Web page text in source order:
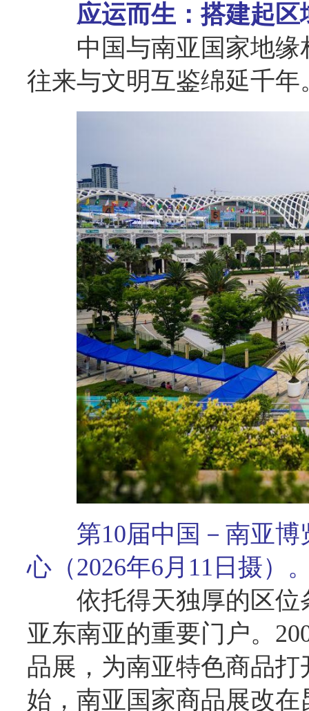
应运而生：搭建起区
中国与南亚国家地
往来与文明互鉴绵延千年
第10届中国－南亚
心（2026年6月11日摄）
依托得天独厚的区
亚东南亚的重要门户。
品展，为南亚特色商品
始，南亚国家商品展改